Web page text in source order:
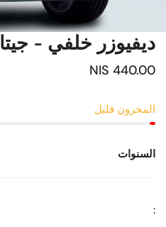
ديفيوزر خلفي - جيتا
السعر
440.00 NIS
المخزون قليل
السنوات
: